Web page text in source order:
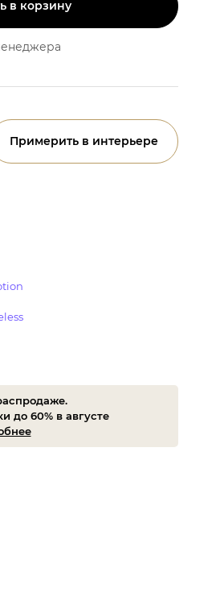
в корзину
Примерить в интерьере
до 60% в августе